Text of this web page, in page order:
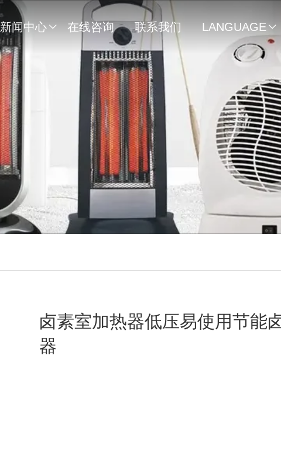
新闻中心  在线咨询 联系我们 LANGUAGE 
卤素室加热器低压易使用节能
器